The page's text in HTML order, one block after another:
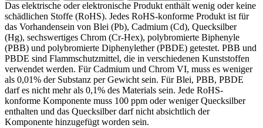
Das elektrische oder elektronische Produkt enthält wenig oder keine
schädlichen Stoffe (RoHS). Jedes RoHS-konforme Produkt ist für
das Vorhandensein von Blei (Pb), Cadmium (Cd), Quecksilber
(Hg), sechswertiges Chrom (Cr-Hex), polybromierte Biphenyle
(PBB) und polybromierte Diphenylether (PBDE) getestet. PBB und
PBDE sind Flammschutzmittel, die in verschiedenen Kunststoffen
verwendet werden. Für Cadmium und Chrom VI, muss es weniger
als 0,01% der Substanz per Gewicht sein. Für Blei, PBB, PBDE
darf es nicht mehr als 0,1% des Materials sein. Jede RoHS-
konforme Komponente muss 100 ppm oder weniger Quecksilber
enthalten und das Quecksilber darf nicht absichtlich der
Komponente hinzugefügt worden sein.